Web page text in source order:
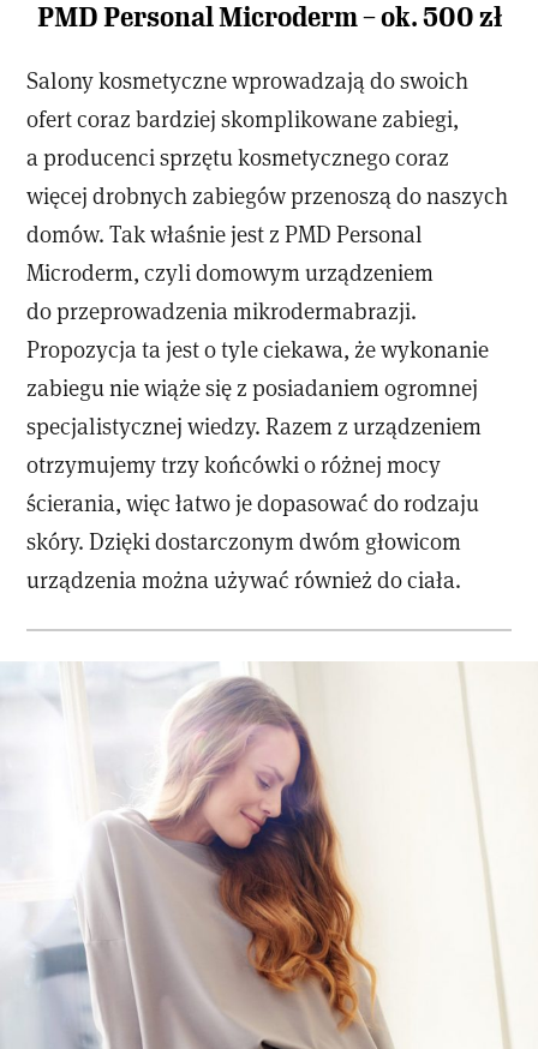
PMD Personal Microderm – ok. 500 zł
Salony kosmetyczne wprowadzają do swoich
ofert coraz bardziej skomplikowane zabiegi,
a producenci sprzętu kosmetycznego coraz
więcej drobnych zabiegów przenoszą do naszych
domów. Tak właśnie jest z PMD Personal
Microderm, czyli domowym urządzeniem
do przeprowadzenia mikrodermabrazji.
Propozycja ta jest o tyle ciekawa, że wykonanie
zabiegu nie wiąże się z posiadaniem ogromnej
specjalistycznej wiedzy. Razem z urządzeniem
otrzymujemy trzy końcówki o różnej mocy
ścierania, więc łatwo je dopasować do rodzaju
skóry. Dzięki dostarczonym dwóm głowicom
urządzenia można używać również do ciała.